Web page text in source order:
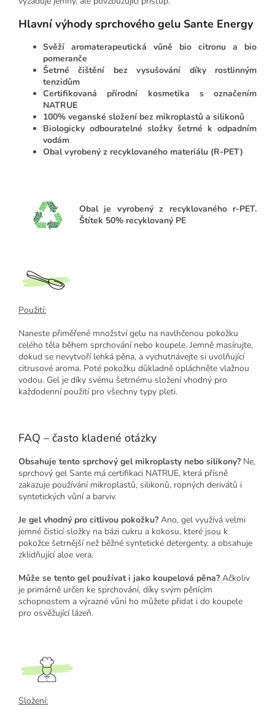
Hlavní výhody sprchového gelu Sante Energy
Svěží aromaterapeutická vůně bio citronu a bio
pomeranče
Šetrné čištění bez vysušování díky rostlinným
tenzidům
Certifikovaná přírodní kosmetika s označením
NATRUE
100% veganské složení bez mikroplastů a silikonů
Biologicky odbouratelné složky šetrné k odpadním
vodám
Obal vyrobený z recyklovaného materiálu (R-PET)
Obal je vyrobený z recyklovaného r-PET.
Štítek 50% recyklovaný PE
Použití:
Naneste přiměřené množství gelu na navlhčenou pokožku
celého těla během sprchování nebo koupele. Jemně masírujte,
dokud se nevytvoří lehká pěna, a vychutnávejte si uvolňující
citrusové aroma. Poté pokožku důkladně opláchněte vlažnou
vodou. Gel je díky svému šetrnému složení vhodný pro
každodenní použití pro všechny typy pleti.
FAQ – často kladené otázky
Obsahuje tento sprchový gel mikroplasty nebo silikony?Ne,
sprchový gel Sante má certifikaci NATRUE, která přísně
zakazuje používání mikroplastů, silikonů, ropných derivátů i
syntetických vůní a barviv.
Je gel vhodný pro citlivou pokožku?Ano, gel využívá velmi
jemné čisticí složky na bázi cukru a kokosu, které jsou k
pokožce šetrnější než běžné syntetické detergenty, a obsahuje
zklidňující aloe vera.
Může se tento gel používat i jako koupelová pěna?Ačkoliv
je primárně určen ke sprchování, díky svým pěnícím
schopnostem a výrazné vůni ho můžete přidat i do koupele
pro osvěžující lázeň.
Složení: